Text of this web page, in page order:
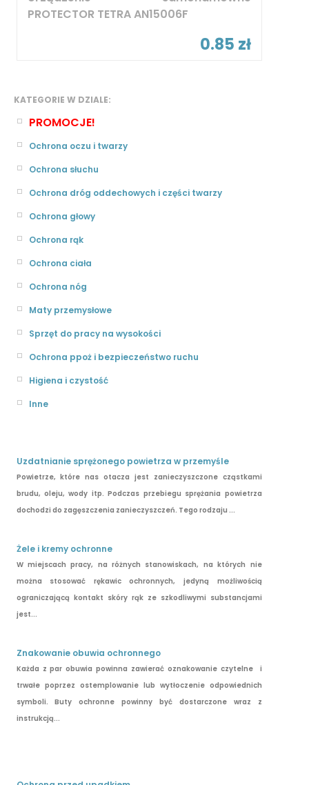
KATEGORIE W DZIALE:
PROMOCJE!
Ochrona oczu i twarzy
Ochrona słuchu
Ochrona dróg oddechowych i części twarzy
Ochrona głowy
Ochrona rąk
Ochrona ciała
Ochrona nóg
Maty przemysłowe
Sprzęt do pracy na wysokości
Ochrona ppoż i bezpieczeństwo ruchu
Higiena i czystość
Inne
PROTECTOR TETRA AN15006F
0.85 zł
Uzdatnianie sprężonego powietrza w przemyśle
Powietrze, które nas otacza jest zanieczyszczone cząstkami
brudu, oleju, wody itp. Podczas przebiegu sprężania powietrza
dochodzi do zagęszczenia zanieczyszczeń. Tego rodzaju ...
Żele i kremy ochronne
W miejscach pracy, na różnych stanowiskach, na których nie
można stosować rękawic ochronnych, jedyną możliwością
ograniczającą kontakt skóry rąk ze szkodliwymi substancjami
jest...
Znakowanie obuwia ochronnego
Każda z par obuwia powinna zawierać oznakowanie czytelne i
trwałe poprzez ostemplowanie lub wytłoczenie odpowiednich
symboli. Buty ochronne powinny być dostarczone wraz z
instrukcją...